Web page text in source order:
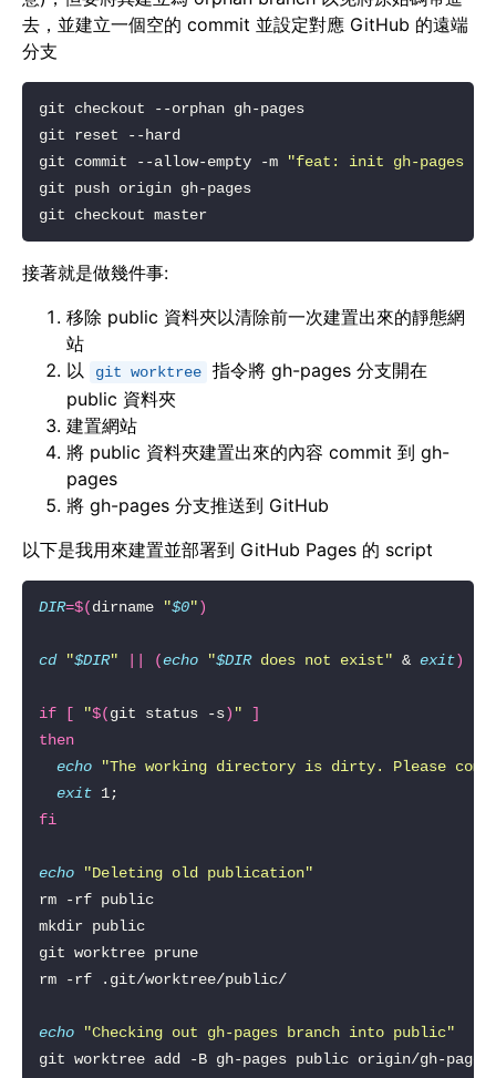
去，並建立一個空的 commit 並設定對應 GitHub 的遠端
分支
git commit --allow-empty -m
"feat: init gh-pages
接著就是做幾件事:
移除 public 資料夾以清除前一次建置出來的靜態網
站
以
git worktree
指令將 gh-pages 分支開在
public 資料夾
建置網站
將 public 資料夾建置出來的內容 commit 到 gh-
pages
將 gh-pages 分支推送到 GitHub
以下是我用來建置並部署到 GitHub Pages 的 script
DIR=$(dirname "$0")
cd "$DIR" (echo "$DIR does not exist" & exit)
if [ "$(git status -s) "
]
then
echo
"The working directory is dirty. Please
exit
fi
echo
"Deleting old publication"
echo
"Checking out gh-pages branch into public"